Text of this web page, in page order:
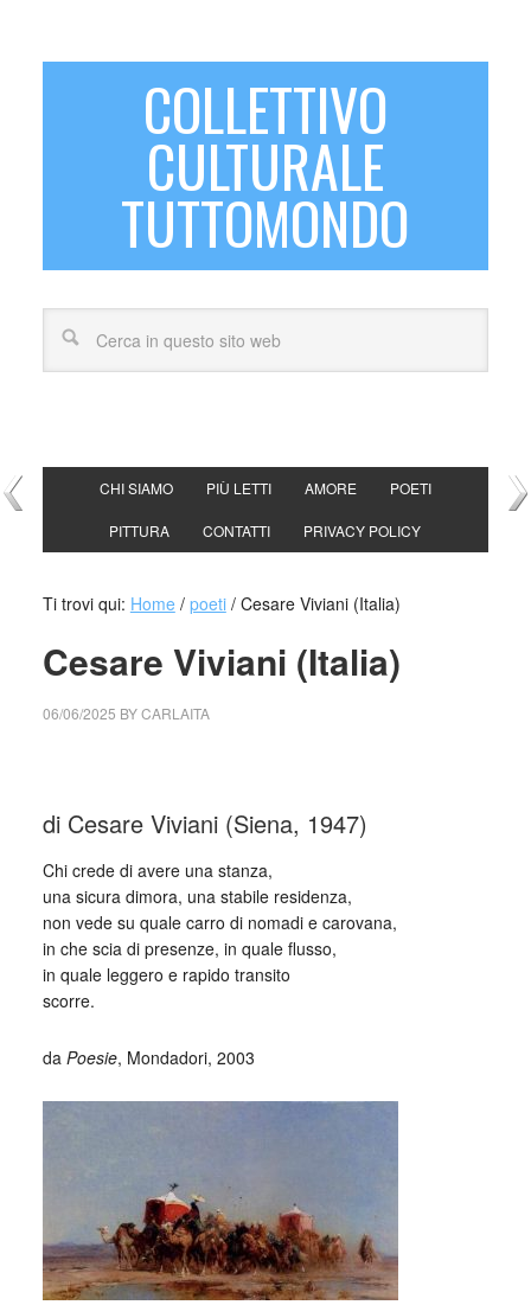
COLLETTIVO
CULTURALE
TUTTOMONDO
CHI SIAMO PIÙ LETTI AMORE POETI
PITTURA CONTATTI PRIVACY POLICY
Ti trovi qui: Home / poeti /Cesare Viviani (Italia)
Cesare Viviani (Italia)
06/06/2025 BYCARLAITA
di Cesare Viviani (Siena, 1947)
Chi crede di avere una stanza,
una sicura dimora, una stabile residenza,
non vede su quale carro di nomadi e carovana,
in che scia di presenze, in quale flusso,
in quale leggero e rapido transito
scorre.
da Poesie, Mondadori, 2003